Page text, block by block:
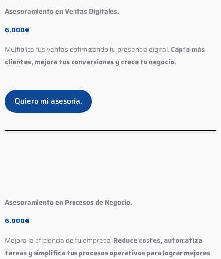
Asesoramiento en Ventas Digitales.
6.000€
Multiplica tus ventas optimizando tu presencia digital. Capta más
clientes, mejora tus conversiones y crece tu negocio.
Quiero mi asesoría.
Asesoramiento en Procesos de Negocio.
6.000€
Mejora la eficiencia de tu empresa. Reduce costes, automatiza
tareas y simplifica tus procesos operativos para lograr mejores